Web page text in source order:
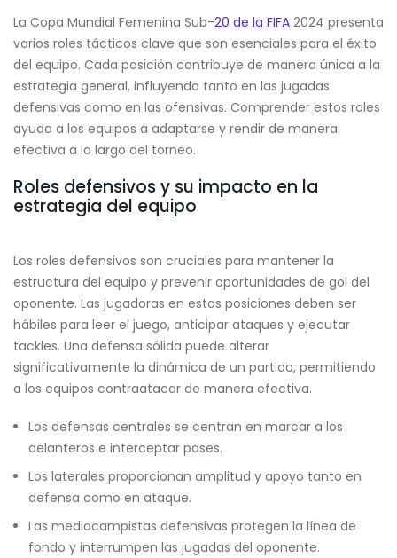
La Copa Mundial Femenina Sub-20 de la FIFA 2024 presenta
varios roles tácticos clave que son esenciales para el éxito
del equipo. Cada posición contribuye de manera única a la
estrategia general, influyendo tanto en las jugadas
defensivas como en las ofensivas. Comprender estos roles
ayuda a los equipos a adaptarse y rendir de manera
efectiva a lo largo del torneo.
Roles defensivos y su impacto en la
estrategia del equipo
Los roles defensivos son cruciales para mantener la
estructura del equipo y prevenir oportunidades de gol del
oponente. Las jugadoras en estas posiciones deben ser
hábiles para leer el juego, anticipar ataques y ejecutar
tackles. Una defensa sólida puede alterar
significativamente la dinámica de un partido, permitiendo
a los equipos contraatacar de manera efectiva.
Los defensas centrales se centran en marcar a los
delanteros e interceptar pases.
Los laterales proporcionan amplitud y apoyo tanto en
defensa como en ataque.
Las mediocampistas defensivas protegen la línea de
fondo y interrumpen las jugadas del oponente.